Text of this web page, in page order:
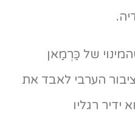
של כַּרְמַאן
הערבי לאבד את
רגליו